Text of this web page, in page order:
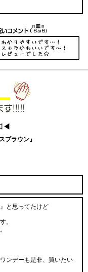
ブラウン』
と思ってたけど
。
ンデーも是非、買いたい